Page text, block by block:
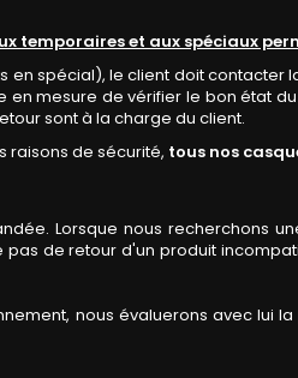
temporaires et aux spéciaux
en spécial), le client doit contacter
mesure de vérifier le bon état
sont à la charge du client.
raisons de sécurité, tous nos
Lorsque nous recherchons
de retour d'un produit
nous évaluerons avec lui